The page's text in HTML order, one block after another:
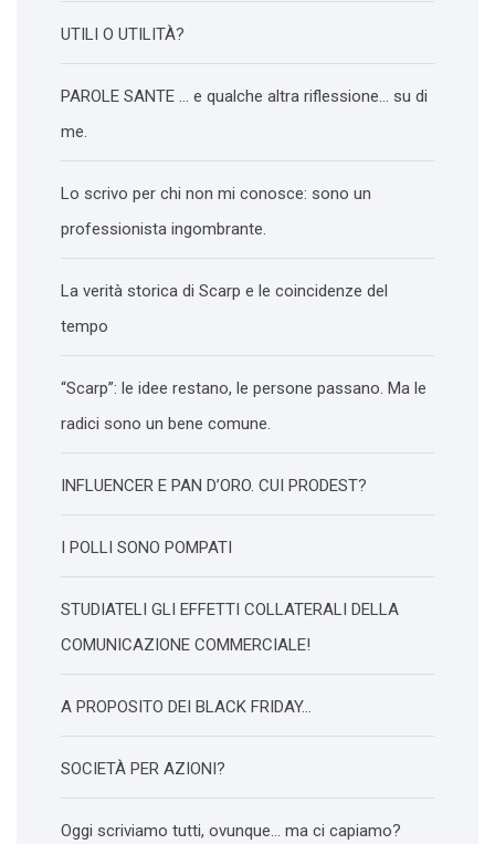
UTILI O UTILITÀ?
PAROLE SANTE … e qualche altra riflessione… su di
me.
Lo scrivo per chi non mi conosce: sono un
professionista ingombrante.
La verità storica di Scarp e le coincidenze del
tempo
“Scarp”: le idee restano, le persone passano. Ma le
radici sono un bene comune.
INFLUENCER E PAN D’ORO. CUI PRODEST?
I POLLI SONO POMPATI
STUDIATELI GLI EFFETTI COLLATERALI DELLA
COMUNICAZIONE COMMERCIALE!
A PROPOSITO DEI BLACK FRIDAY…
SOCIETÀ PER AZIONI?
Oggi scriviamo tutti, ovunque… ma ci capiamo?